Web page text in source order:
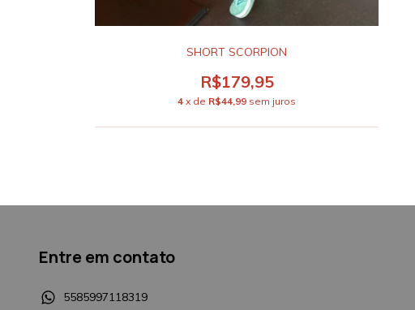
SHORT SCORPION
R$179,95
4 x de R$44,99 sem juros
Entre em contato
5585997118319